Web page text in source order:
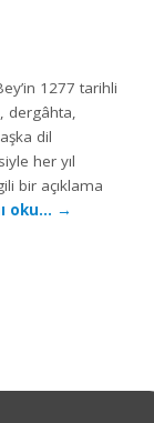
1277 tarihli
dergâhta,
dil
her yıl
bir açıklama
oku… →